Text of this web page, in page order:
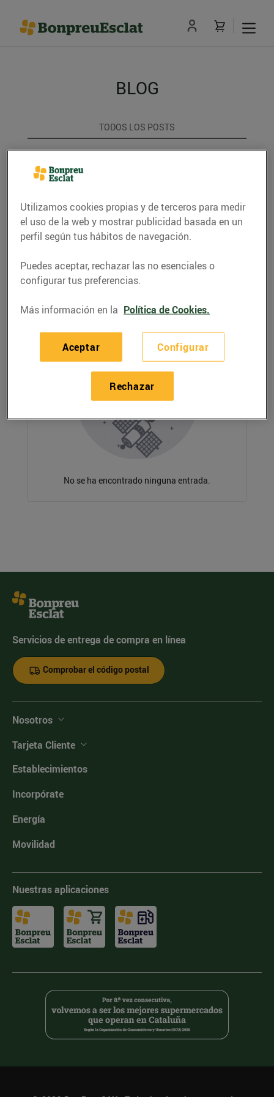
BLOG
TODOS LOS POSTS
CONSELLS I HÀBITS SALUDABLES
ENERGIA
GASTRONOMIA I TRADICIONS
RECEPTES
No se ha encontrado ninguna entrada.
Servicios de entrega de compra en línea
Comprobar el código postal
Nosotros
Tarjeta Cliente
Establecimientos
Incorpórate
Energía
Movilidad
Nuestras aplicaciones
Utilizamos cookies propias y de terceros para medir
el uso de la web y mostrar publicidad basada en un
perfil según tus hábitos de navegación.
Puedes aceptar, rechazar las no esenciales o
configurar tus preferencias.
Más información en la Política de Cookies.
Configurar
Rechazar
Aceptar